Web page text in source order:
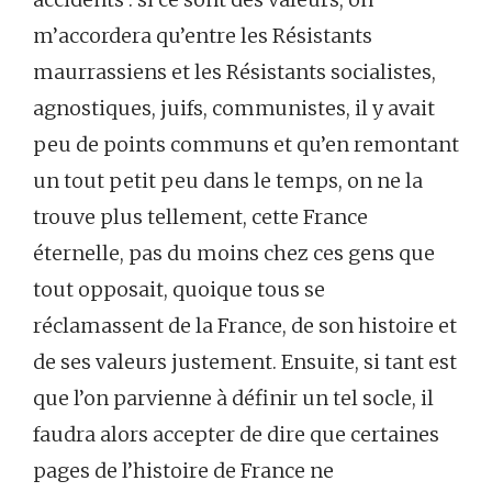
m’accordera qu’entre les Résistants
maurrassiens et les Résistants socialistes,
agnostiques, juifs, communistes, il y avait
peu de points communs et qu’en remontant
un tout petit peu dans le temps, on ne la
trouve plus tellement, cette France
éternelle, pas du moins chez ces gens que
tout opposait, quoique tous se
réclamassent de la France, de son histoire et
de ses valeurs justement. Ensuite, si tant est
que l’on parvienne à définir un tel socle, il
faudra alors accepter de dire que certaines
pages de l’histoire de France ne